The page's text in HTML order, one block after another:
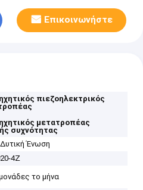
Επικοινωνήστε
πιεζοηλεκτρικός
μετατροπέας
συχνότητας
Ένωση
4Z
το μήνα